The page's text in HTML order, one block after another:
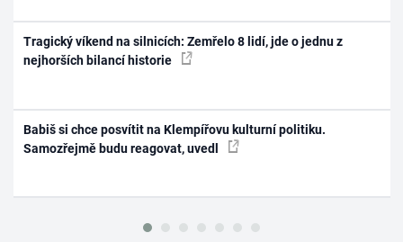
Tragický víkend na silnicích: Zemřelo 8 lidí, jde o jednu z
nejhorších bilancí historie
Babiš si chce posvítit na Klempířovu kulturní politiku.
Samozřejmě budu reagovat, uvedl